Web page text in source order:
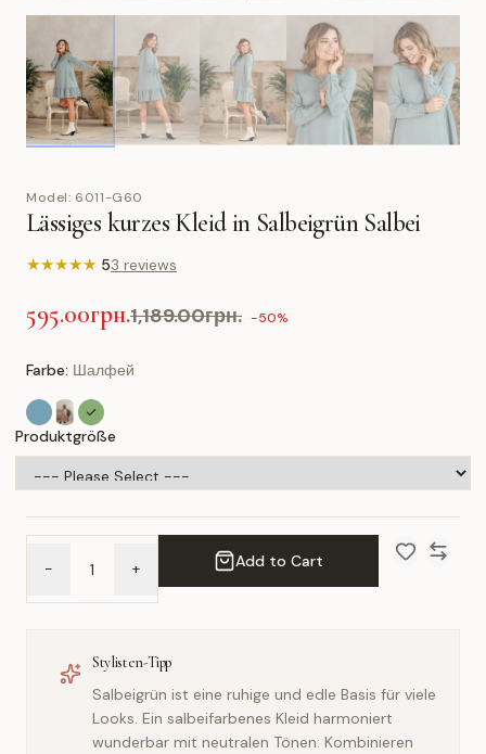
Model: 6011-G60
Lässiges kurzes Kleid in Salbeigrün Salbei
★★★★★ 53 reviews
595.00грн.1,189.00грн. -50%
Farbe: Шалфей
Produktgröße
- + Add to Cart
Stylisten-Tipp
Salbeigrün ist eine ruhige und edle Basis für viele
Looks. Ein salbeifarbenes Kleid harmoniert
wunderbar mit neutralen Tönen: Kombinieren